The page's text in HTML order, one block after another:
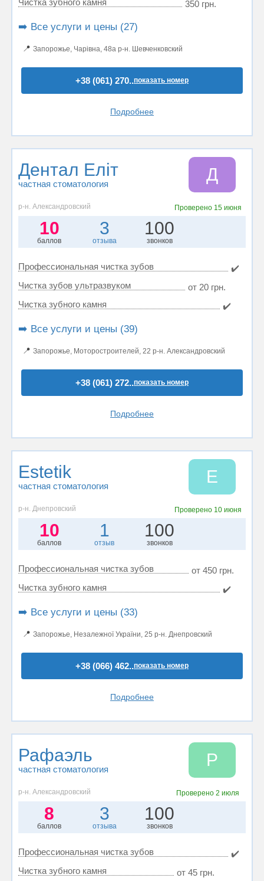
Чистка зубного камня 350 грн.
➡️ Все услуги и цены (27)
📍 Запорожье, Чарівна, 48а р-н. Шевченковский
+38 (061) 270..показать номер
Подробнее
Дентал Еліт
частная стоматология Д
р-н. Александровский Проверено 15 июня
10
баллов
3
отзыва
100
звонков
Профессиональная чистка зубов
✔️
Чистка зубов ультразвуком
от 20 грн.
Чистка зубного камня
✔️
➡️ Все услуги и цены (39)
📍 Запорожье, Моторостроителей, 22 р-н. Александровский
+38 (061) 272..показать номер
Подробнее
Estetik
частная стоматология E
р-н. Днепровский Проверено 10 июня
10
баллов
1
отзыв
100
звонков
Профессиональная чистка зубов
от 450 грн.
Чистка зубного камня
✔️
➡️ Все услуги и цены (33)
📍 Запорожье, Незалежної України, 25 р-н. Днепровский
+38 (066) 462..показать номер
Подробнее
Рафаэль
частная стоматология Р
р-н. Александровский Проверено2 июля
8
баллов
3
отзыва
100
звонков
Профессиональная чистка зубов
✔️
Чистка зубного камня
от 45 грн.